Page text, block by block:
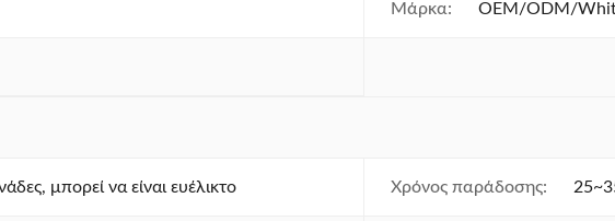
Μάρκα: OEM/ODM/
μπορεί να είναι ευέλικτο Χρόνος παράδοσης: